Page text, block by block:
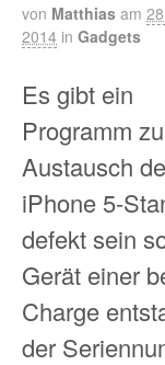
von Matthias am
2014 in Gadgets
Es gibt ein
Programm
Austausch
iPhone 5-
defekt sein
Gerät einer
Charge
der